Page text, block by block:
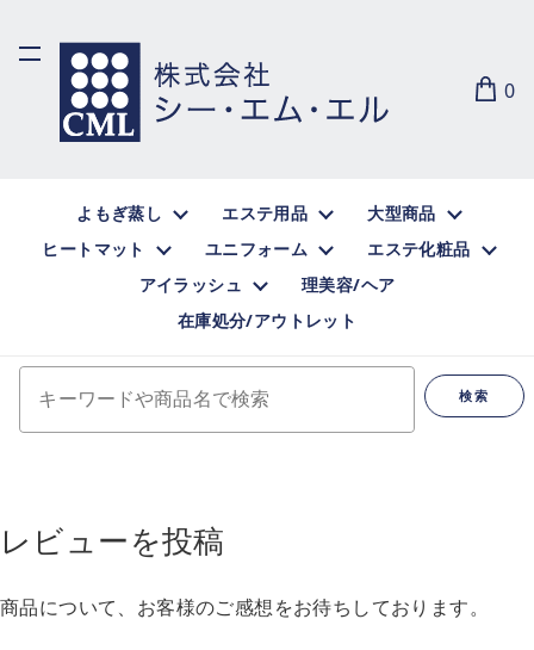
0
よもぎ蒸し エステ用品
大型商品
ヒートマット
ユニフォーム
エステ化粧品
アイラッシュ
理美容/ヘア
在庫処分/アウトレット
検索
レビューを投稿
商品について、お客様のご感想をお待ちしております。